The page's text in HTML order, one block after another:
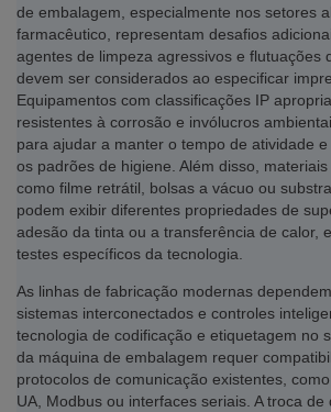
de embalagem, especialmente nos setores
farmacêutico, representam desafios
agentes de limpeza agressivos e flutuações
devem ser considerados ao especificar
Equipamentos com classificações IP
resistentes à corrosão e invólucros
para ajudar a manter o tempo de atividade
os padrões de higiene. Além disso, materiais
como filme retrátil, bolsas a vácuo ou
podem exibir diferentes propriedades de
adesão da tinta ou a transferência de calor,
testes específicos da tecnologia.
As linhas de fabricação modernas
sistemas interconectados e controles
tecnologia de codificação e etiquetagem no
da máquina de embalagem requer
protocolos de comunicação existentes,
UA, Modbus ou interfaces seriais. A troca